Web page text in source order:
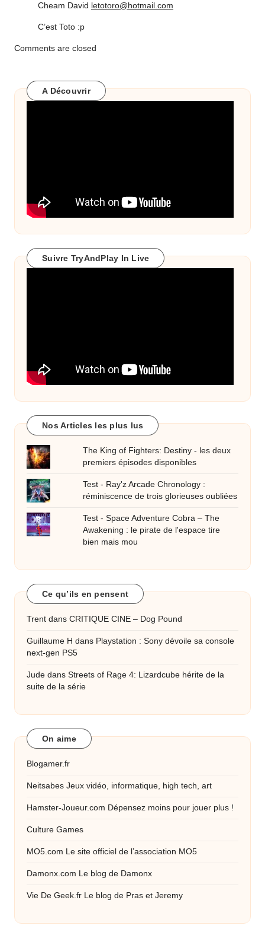
Cheam David letotoro@hotmail.com
C’est Toto :p
Comments are closed
A Découvrir
Suivre TryAndPlay In Live
Nos Articles les plus lus
The King of Fighters: Destiny - les deux
premiers épisodes disponibles
Test - Ray'z Arcade Chronology :
réminiscence de trois glorieuses oubliées
Test - Space Adventure Cobra – The
Awakening : le pirate de l'espace tire
bien mais mou
Ce qu’ils en pensent
Trent dans CRITIQUE CINE – Dog Pound
Guillaume H dans Playstation : Sony dévoile sa console
next-gen PS5
Jude dans Streets of Rage 4: Lizardcube hérite de la
suite de la série
On aime
Blogamer.fr
Neitsabes Jeux vidéo, informatique, high tech, art
Hamster-Joueur.com Dépensez moins pour jouer plus !
Culture Games
MO5.com Le site officiel de l’association MO5
Damonx.com Le blog de Damonx
Vie De Geek.fr Le blog de Pras et Jeremy